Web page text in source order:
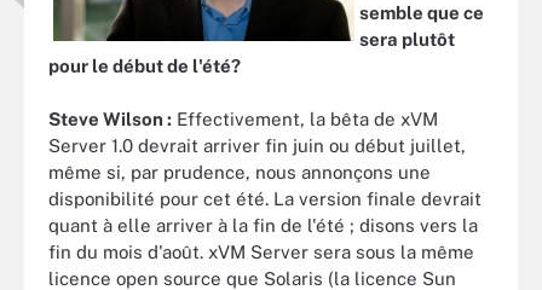
semble que ce
sera plutôt
pour le début de l'été?
Steve Wilson : Effectivement, la bêta de xVM
Server 1.0 devrait arriver fin juin ou début juillet,
même si, par prudence, nous annonçons une
disponibilité pour cet été. La version finale devrait
quant à elle arriver à la fin de l'été ; disons vers la
fin du mois d'août. xVM Server sera sous la même
licence open source que Solaris (la licence Sun